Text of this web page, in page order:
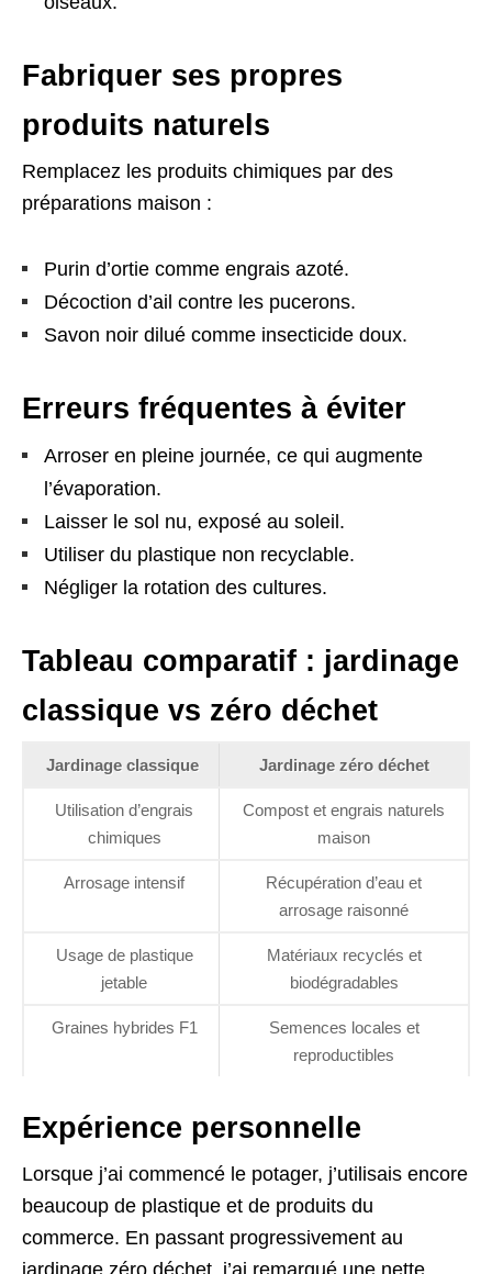
Fabriquer ses propres
produits naturels
Remplacez les produits chimiques par des
préparations maison :
Purin d’ortie comme engrais azoté.
Décoction d’ail contre les pucerons.
Savon noir dilué comme insecticide doux.
Erreurs fréquentes à éviter
Arroser en pleine journée, ce qui augmente
l’évaporation.
Laisser le sol nu, exposé au soleil.
Utiliser du plastique non recyclable.
Négliger la rotation des cultures.
Tableau comparatif : jardinage
classique vs zéro déchet
Jardinage classique Jardinage zéro déchet
Utilisation d’engrais
chimiques
Compost et engrais naturels
maison
Arrosage intensif
Récupération d’eau et
arrosage raisonné
Usage de plastique
jetable
Matériaux recyclés et
biodégradables
Graines hybrides F1
Semences locales et
reproductibles
Expérience personnelle
Lorsque j’ai commencé le potager, j’utilisais encore
beaucoup de plastique et de produits du
commerce. En passant progressivement au
jardinage zéro déchet, j’ai remarqué une nette